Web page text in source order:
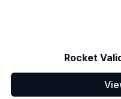
Rocket